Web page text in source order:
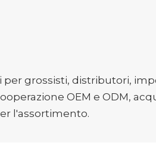
grossisti, distributori,
OEM e ODM,
l'assortimento.